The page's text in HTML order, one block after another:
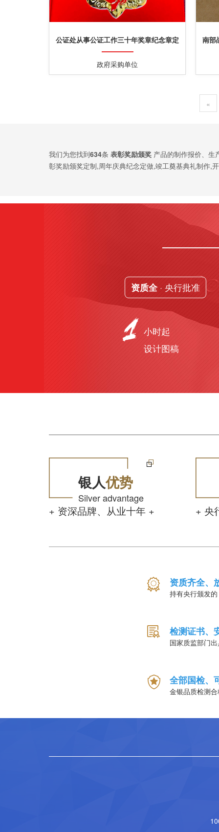
公证处从事公证工作三十年奖章纪念章定
制
政府采购单位
南部
«
我们为您找到634条 表彰奖励颁奖 产品的制作报价、生
彰奖励颁奖定制,周年庆典纪念定做,竣工奠基典礼制作,
资质全· 央行批准
小时起
设计图稿
银人优势
Silver advantage
+ 资深品牌、从业十年 + + 央
资质齐全、
持有央行颁发
检测证书、
国家质监部门
全部国检、
金银品质检测